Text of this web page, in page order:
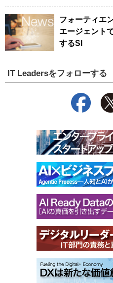
フォーティエ
エージェント
するSI
IT Leadersをフォローする